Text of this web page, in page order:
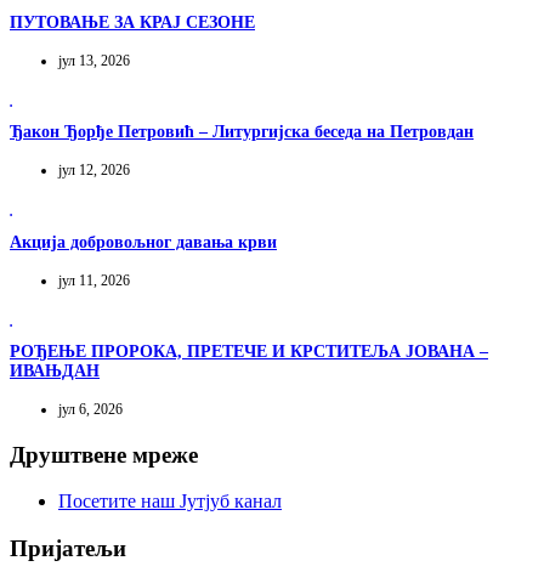
ПУТОВАЊЕ ЗА КРАЈ СЕЗОНЕ
јул 13, 2026
Ђакон Ђорђе Петровић – Литургијска беседа на Петровдан
јул 12, 2026
Акција добровољног давања крви
јул 11, 2026
РОЂЕЊЕ ПРОРОКА, ПРЕТЕЧЕ И КРСТИТЕЉА ЈОВАНА –
ИВАЊДАН
јул 6, 2026
Друштвене мреже
Посетите наш Јутјуб канал
Пријатељи